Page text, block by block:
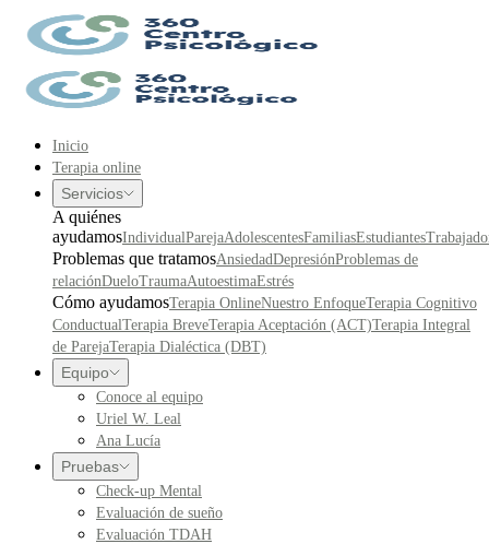
Inicio
Terapia online
Servicios
A quiénes
ayudamosIndividualParejaAdolescentesFamiliasEstudiantes
Problemas que tratamosAnsiedadDepresiónProblemas de
relaciónDueloTraumaAutoestimaEstrés
Cómo ayudamosTerapia OnlineNuestro EnfoqueTerapia Cognitivo
ConductualTerapia BreveTerapia Aceptación (ACT)Terapia Integral
de ParejaTerapia Dialéctica (DBT)
Equipo
Conoce al equipo
Uriel W. Leal
Ana Lucía
Pruebas
Check-up Mental
Evaluación de sueño
Evaluación TDAH